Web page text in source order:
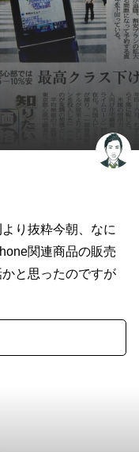
り抜粋今朝、なに
関連商品の販売
と思ったのですが